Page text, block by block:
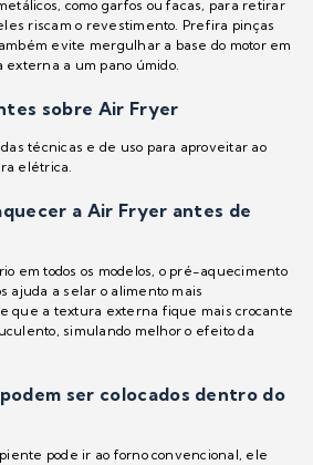
como garfos ou facas, para retirar
riscam o revestimento. Prefira pinças
evite mergulhar a base do motor em
externa a um pano úmido.
sobre Air Fryer
técnicas e de uso para aproveitar ao
elétrica.
a Air Fryer antes de
em todos os modelos, o pré-aquecimento
ajuda a selar o alimento mais
que a textura externa fique mais crocante
simulando melhor o efeito da
ser colocados dentro do
pode ir ao forno convencional, ele